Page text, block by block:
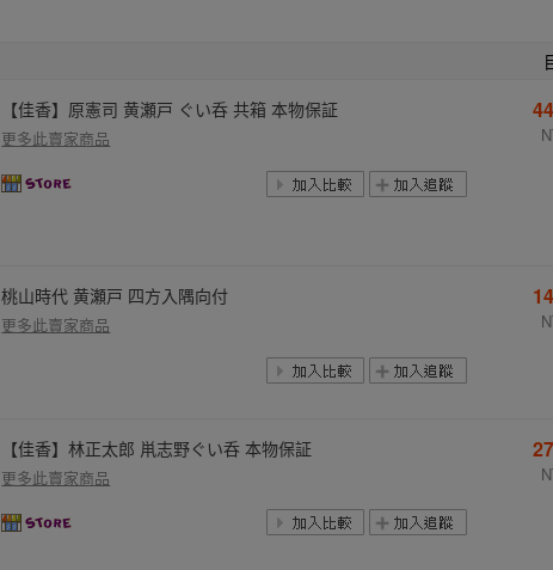
【佳香】原憲司 黄瀬戸 ぐい呑 共箱 本物保証
更多此賣家商品
桃山時代 黄瀬戸 四方入隅向付
更多此賣家商品
【佳香】林正太郎 鼡志野ぐい呑 本物保証
更多此賣家商品